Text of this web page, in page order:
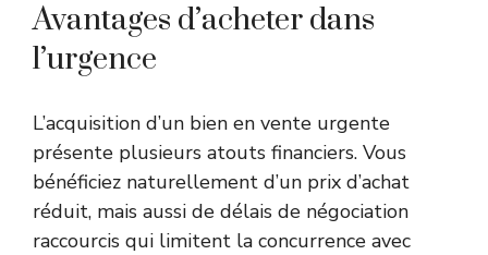
Avantages d’acheter dans
l’urgence
L’acquisition d’un bien en vente urgente
présente plusieurs atouts financiers. Vous
bénéficiez naturellement d’un prix d’achat
réduit, mais aussi de délais de négociation
raccourcis qui limitent la concurrence avec